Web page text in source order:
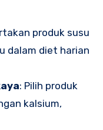
produk susu
dalam diet harian
: Pilih produk
kalsium,